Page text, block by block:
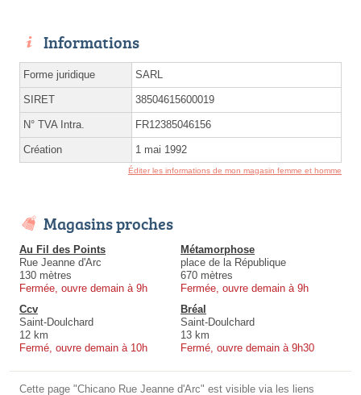
Informations
Forme juridique SARL
SIRET 38504615600019
N° TVA Intra. FR12385046156
Création 1 mai 1992
Éditer les informations de mon magasin femme et homme
Magasins proches
Au Fil des Points
Rue Jeanne d'Arc
130 mètres
Fermée, ouvre demain à 9h
Métamorphose
place de la République
670 mètres
Fermée, ouvre demain à 9h
Ccv
Saint-Doulchard
12 km
Fermé, ouvre demain à 10h
Bréal
Saint-Doulchard
13 km
Fermé, ouvre demain à 9h30
Cette page "Chicano Rue Jeanne d'Arc" est visible via les liens